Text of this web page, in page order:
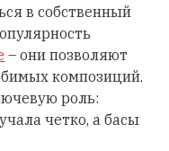
в собственный
– они позволяют
композиций.
роль:
четко, а басы